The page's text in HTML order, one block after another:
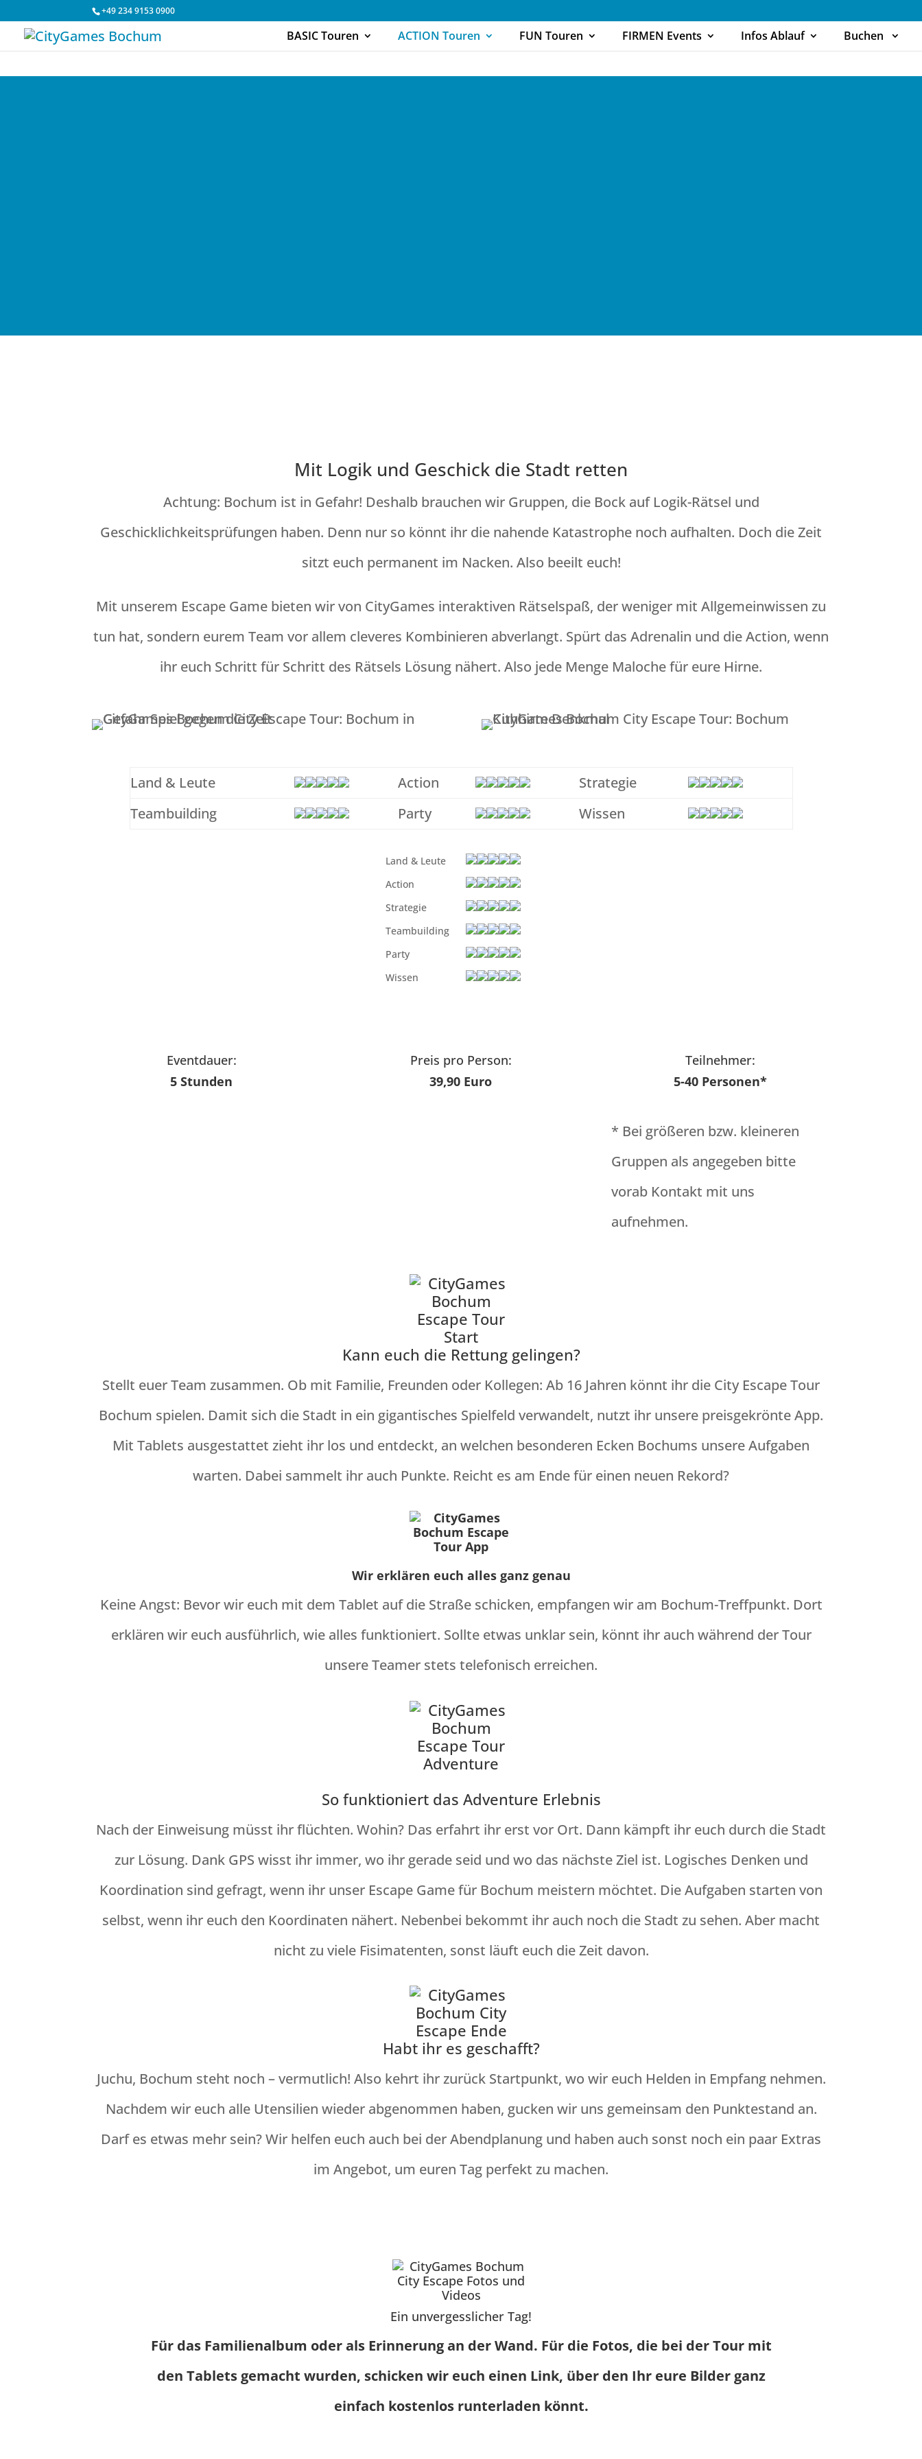
+49 234 9153 0900
BASIC Touren ACTION Touren FUN Touren FIRMEN Events Infos Ablauf Buchen
Mit Logik und Geschick die Stadt retten
Achtung: Bochum ist in Gefahr! Deshalb brauchen wir Gruppen, die Bock auf Logik-Rätsel und
Geschicklichkeitsprüfungen haben. Denn nur so könnt ihr die nahende Katastrophe noch aufhalten. Doch die Zeit
sitzt euch permanent im Nacken. Also beeilt euch!
Mit unserem Escape Game bieten wir von CityGames interaktiven Rätselspaß, der weniger mit Allgemeinwissen zu
tun hat, sondern eurem Team vor allem cleveres Kombinieren abverlangt. Spürt das Adrenalin und die Action, wenn
ihr euch Schritt für Schritt des Rätsels Lösung nähert. Also jede Menge Maloche für eure Hirne.
Land & Leute Action
Strategie
Teambuilding
Party Wissen
Land & Leute
Action
Strategie
Teambuilding
Party
Wissen
Eventdauer:
5 Stunden
Preis pro Person:
39,90 Euro
Teilnehmer:
5-40 Personen*
* Bei größeren bzw. kleineren
Gruppen als angegeben bitte
vorab Kontakt mit uns
aufnehmen.
Kann euch die Rettung gelingen?
Stellt euer Team zusammen. Ob mit Familie, Freunden oder Kollegen: Ab 16 Jahren könnt ihr die City Escape Tour
Bochum spielen. Damit sich die Stadt in ein gigantisches Spielfeld verwandelt, nutzt ihr unsere preisgekrönte App.
Mit Tablets ausgestattet zieht ihr los und entdeckt, an welchen besonderen Ecken Bochums unsere Aufgaben
warten. Dabei sammelt ihr auch Punkte. Reicht es am Ende für einen neuen Rekord?
Wir erklären euch alles ganz genau
Keine Angst: Bevor wir euch mit dem Tablet auf die Straße schicken, empfangen wir am Bochum-Treffpunkt. Dort
erklären wir euch ausführlich, wie alles funktioniert. Sollte etwas unklar sein, könnt ihr auch während der Tour
unsere Teamer stets telefonisch erreichen.
So funktioniert das Adventure Erlebnis
Nach der Einweisung müsst ihr flüchten. Wohin? Das erfahrt ihr erst vor Ort. Dann kämpft ihr euch durch die Stadt
zur Lösung. Dank GPS wisst ihr immer, wo ihr gerade seid und wo das nächste Ziel ist. Logisches Denken und
Koordination sind gefragt, wenn ihr unser Escape Game für Bochum meistern möchtet. Die Aufgaben starten von
selbst, wenn ihr euch den Koordinaten nähert. Nebenbei bekommt ihr auch noch die Stadt zu sehen. Aber macht
nicht zu viele Fisimatenten, sonst läuft euch die Zeit davon.
Habt ihr es geschafft?
Juchu, Bochum steht noch – vermutlich! Also kehrt ihr zurück Startpunkt, wo wir euch Helden in Empfang nehmen.
Nachdem wir euch alle Utensilien wieder abgenommen haben, gucken wir uns gemeinsam den Punktestand an.
Darf es etwas mehr sein? Wir helfen euch auch bei der Abendplanung und haben auch sonst noch ein paar Extras
im Angebot, um euren Tag perfekt zu machen.
Ein unvergesslicher Tag!
Für das Familienalbum oder als Erinnerung an der Wand. Für die Fotos, die bei der Tour mit
den Tablets gemacht wurden, schicken wir euch einen Link, über den Ihr eure Bilder ganz
einfach kostenlos runterladen könnt.